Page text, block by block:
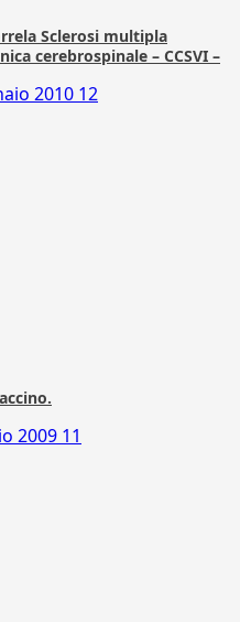
Sclerosi multipla
cerebrospinale – CCSVI –
2010 12
2009 11